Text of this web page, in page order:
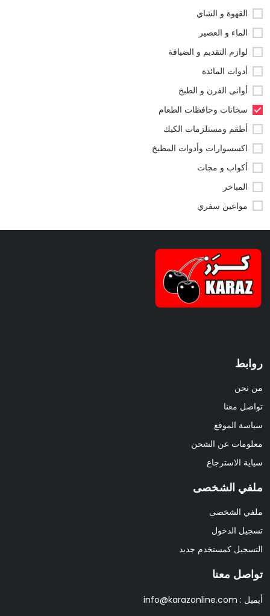
القهوة و الشاي
الماء و العصير
لوازم التقديم و الضيافة
أدوات المائدة
أوانى الفرن و الطبخ
سخانات وحافظات الطعام
أطقم ومستلزمات الكيك
اكسسوارات وأدوات المطبخ
أكواب و مجات
المباخر
مواعين سفري
روابط
من نحن
تواصل معنا
سياسة الموقع
معلومات عن الشحن
سياية الاسترجاع
ملفي الشخصى
ملفي الشخصى
تسجيل الدخول
التسجيل كمستخدم جديد
تواصل معنا
أيميل : info@karazonline.com